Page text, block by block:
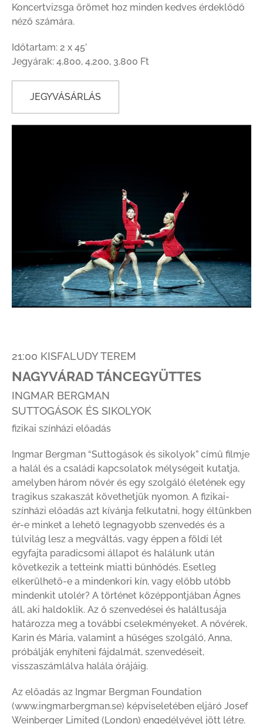
Koncertvizsga örömet hoz minden kedves érdeklődő
néző számára.
Időtartam: 2 x 45’
Jegyárak: 4.800, 4.200, 3.800 Ft
JEGYVÁSÁRLÁS
21:00 KISFALUDY TEREM
NAGYVÁRAD TÁNCEGYÜTTES
INGMAR BERGMAN
SUTTOGÁSOK ÉS SIKOLYOK
fizikai színházi előadás
Ingmar Bergman “Suttogások és sikolyok” című filmje
a halál és a családi kapcsolatok mélységeit kutatja,
amelyben három nővér és egy szolgáló életének egy
tragikus szakaszát követhetjük nyomon. A fizikai-
színházi előadás azt kívánja felkutatni, hogy éltünkben
ér-e minket a lehető legnagyobb szenvedés és a
túlvilág lesz a megváltás, vagy éppen a földi lét
egyfajta paradicsomi állapot és halálunk után
következik a tetteink miatti bűnhődés. Esetleg
elkerülhető-e a mindenkori kín, vagy előbb utóbb
mindenkit utolér? A történet középpontjában Ágnes
áll, aki haldoklik. Az ő szenvedései és haláltusája
határozza meg a további cselekményeket. A nővérek,
Karin és Mária, valamint a hűséges szolgáló, Anna,
próbálják enyhíteni fájdalmát, szenvedéseit,
visszaszámlálva halála órájáig.
Az előadás az Ingmar Bergman Foundation
(www.ingmarbergman.se) képviseletében eljáró Josef
Weinberger Limited (London) engedélyével jött létre.